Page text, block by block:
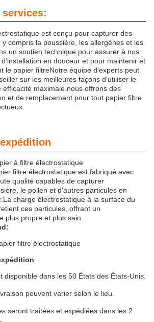
est conçu pour capturer des
compris la poussière, les allergènes et les
un soutien technique pour assurer à nos
en douceur et pour maintenir et
le papier filtreNotre équipe d'experts peut
sur les meilleures façons d'utiliser le
efficacité maximale.nous offrons des
et de remplacement pour tout papier filtre
à filtre électrostatique
filtre électrostatique est fabriqué avec
qualité capables de capturer
le pollen et d'autres particules en
charge électrostatique à la surface du
ces particules, offrant un
plus propre et plus sain.
filtre électrostatique
disponible dans les 50 États des États-Unis.
peuvent varier selon le lieu.
seront traitées et expédiées dans les 2